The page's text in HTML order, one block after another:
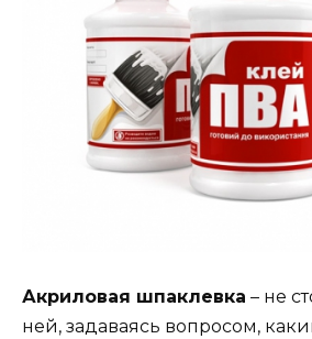
Акриловая шпаклевка – не
ней, задаваясь вопросом,